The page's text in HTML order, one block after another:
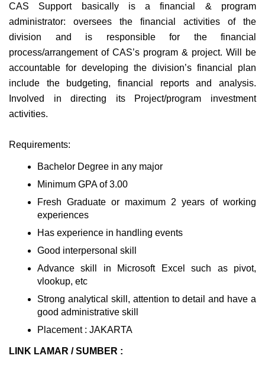
CAS Support basically is a financial & program
administrator: oversees the financial activities of the
division and is responsible for the financial
process/arrangement of CAS’s program & project. Will be
accountable for developing the division’s financial plan
include the budgeting, financial reports and analysis.
Involved in directing its Project/program investment
activities.
Requirements:
Bachelor Degree in any major
Minimum GPA of 3.00
Fresh Graduate or maximum 2 years of working
experiences
Has experience in handling events
Good interpersonal skill
Advance skill in Microsoft Excel such as pivot,
vlookup, etc
Strong analytical skill, attention to detail and have a
good administrative skill
Placement : JAKARTA
LINK LAMAR / SUMBER :